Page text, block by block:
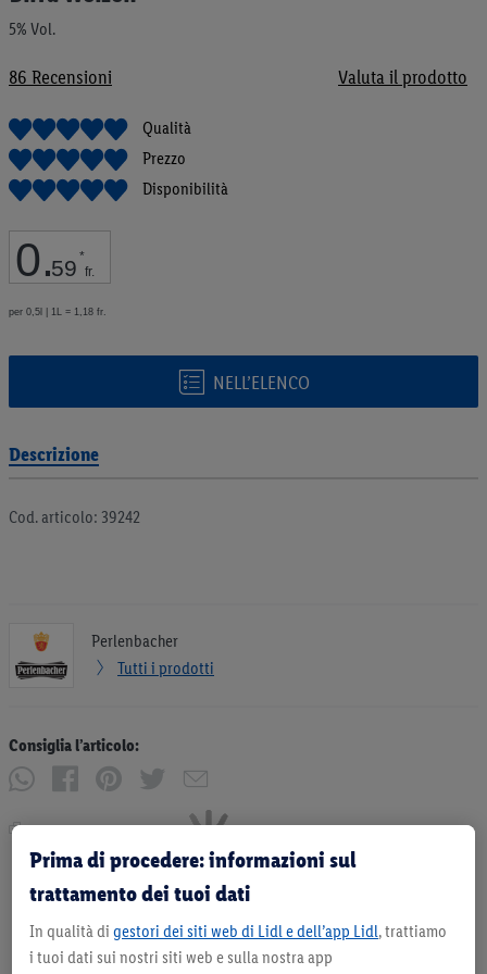
5% Vol.
86 Recensioni Valuta il prodotto
Qualità
Prezzo
Disponibilità
0.59 *
fr.
per 0,5l | 1L = 1,18 fr.
NELL’ELENCO
di
Descrizione
Cod. articolo: 39242
Perlenbacher
Tutti i prodotti
Consiglia l’articolo:
Stampa
Prima di procedere: informazioni sul
trattamento dei tuoi dati
In qualità di gestori dei siti web di Lidl e dell’app Lidl, trattiamo
i tuoi dati sui nostri siti web e sulla nostra app